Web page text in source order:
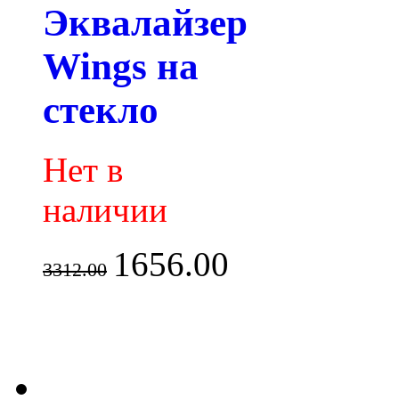
Эквалайзер
Wings на
стекло
Нет в
наличии
3312.00 1656.00